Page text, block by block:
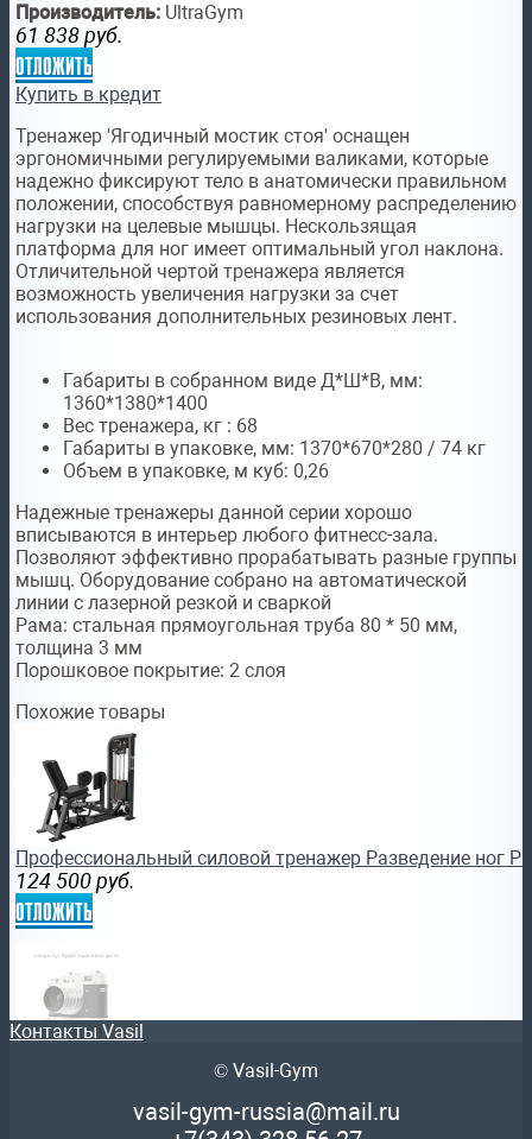
Производитель: UltraGym
61 838 руб.
отложить
Купить в кредит
Тренажер 'Ягодичный мостик стоя' оснащен
эргономичными регулируемыми валиками, которые
надежно фиксируют тело в анатомически правильном
положении, способствуя равномерному распределению
нагрузки на целевые мышцы. Нескользящая
платформа для ног имеет оптимальный угол наклона.
Отличительной чертой тренажера является
возможность увеличения нагрузки за счет
использования дополнительных резиновых лент.
Габариты в собранном виде Д*Ш*В, мм:
1360*1380*1400
Вес тренажера, кг : 68
Габариты в упаковке, мм: 1370*670*280 / 74 кг
Объем в упаковке, м куб: 0,26
Надежные тренажеры данной серии хорошо
вписываются в интерьер любого фитнесс-зала.
Позволяют эффективно прорабатывать разные группы
мышц. Оборудование собрано на автоматической
линии с лазерной резкой и сваркой
Рама: стальная прямоугольная труба 80 * 50 мм,
толщина 3 мм
Порошковое покрытие: 2 слоя
Похожие товары
Профессиональный силовой тренажер Разведение ног
124 500 руб.
отложить
Разгибание спины профессиональный BRONZE GYM
Контакты Vasil
© Vasil-Gym
vasil-gym-russia@mail.ru